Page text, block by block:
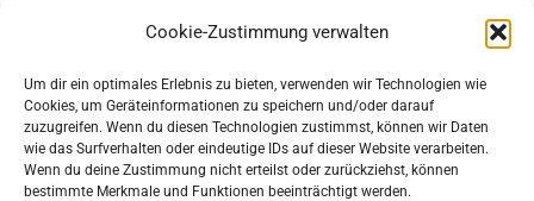
Cookie-Zustimmung verwalten
Um dir ein optimales Erlebnis zu bieten, verwenden wir Technologien wie
Cookies, um Geräteinformationen zu speichern und/oder darauf
zuzugreifen. Wenn du diesen Technologien zustimmst, können wir Daten
wie das Surfverhalten oder eindeutige IDs auf dieser Website verarbeiten.
Wenn du deine Zustimmung nicht erteilst oder zurückziehst, können
bestimmte Merkmale und Funktionen beeinträchtigt werden.